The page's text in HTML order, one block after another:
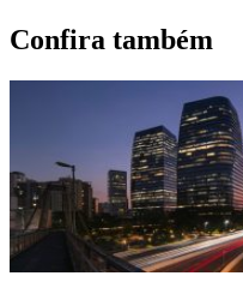
Confira também